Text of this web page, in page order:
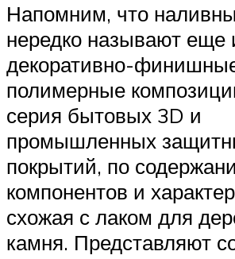
Напомним, что
нередко называют еще
декоративно-
полимерные
серия бытовых 3D и
промышленных
покрытий, по
компонентов и
схожая с лаком для
камня. Представляют